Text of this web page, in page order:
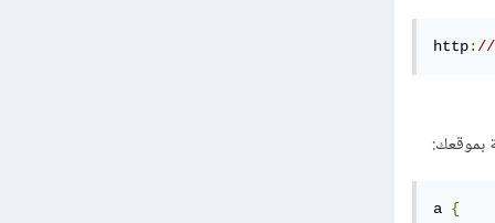
http: //
بموقعك:
a {